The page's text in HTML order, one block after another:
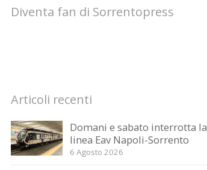
Diventa fan di Sorrentopress
Articoli recenti
Domani e sabato interrotta la
linea Eav Napoli-Sorrento
6 Agosto 2026